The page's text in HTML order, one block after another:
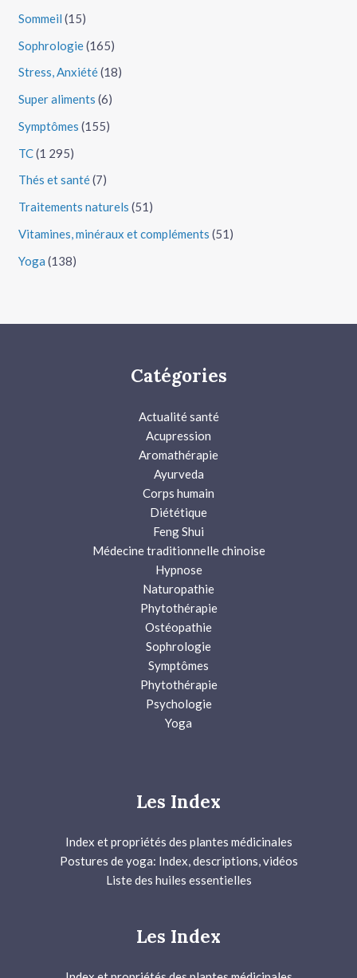
Sommeil (15)
Sophrologie(165)
Stress, Anxiété(18)
Super aliments (6)
Symptômes (155)
TC(1 295)
Thés et santé(7)
Traitements naturels (51)
Vitamines, minéraux et compléments (51)
Yoga (138)
Catégories
Actualité santé
Acupression
Aromathérapie
Ayurveda
Corps humain
Diététique
Feng Shui
Médecine traditionnelle chinoise
Hypnose
Naturopathie
Phytothérapie
Ostéopathie
Sophrologie
Symptômes
Phytothérapie
Psychologie
Yoga
Les Index
Index et propriétés des plantes médicinales
Postures de yoga: Index, descriptions, vidéos
Liste des huiles essentielles
Les Index